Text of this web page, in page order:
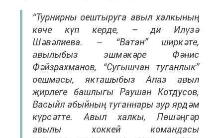
“Турнирны оештыруга авыл халкының
көче күп керде, – ди Илүзә
Шәвәлиева. – “Ватан” ширкәте,
авылыбыз эшмәкәре Фәнис
Фәйзрахманов, “Сугышчан туганлык”
оешмасы, якташыбыз Апаз авыл
җирлеге башлыгы Раушан Котдусов,
Васыйл абыйның туганнары зур ярдәм
күрсәтте. Авыл халкы, Пөшәңгәр
авылы хоккей командасы